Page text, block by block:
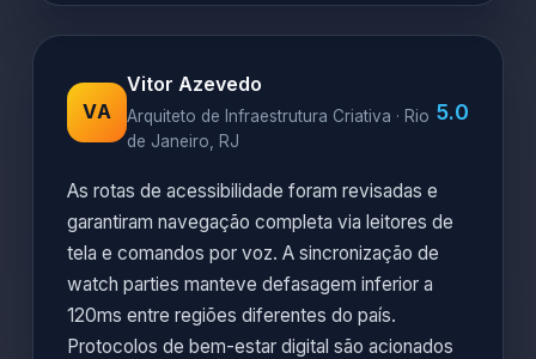
VA
Vitor Azevedo
Arquiteto de Infraestrutura Criativa · Rio
de Janeiro, RJ
5.0
As rotas de acessibilidade foram revisadas e
garantiram navegação completa via leitores de
tela e comandos por voz. A sincronização de
watch parties manteve defasagem inferior a
120ms entre regiões diferentes do país.
Protocolos de bem-estar digital são acionados